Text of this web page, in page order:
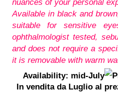
nuances of your personal
Available in black and
suitable for sensitive
ophthalmologist tested,
and does not require a
it is removable with warm
Availability: mid-July
In vendita da Luglio al